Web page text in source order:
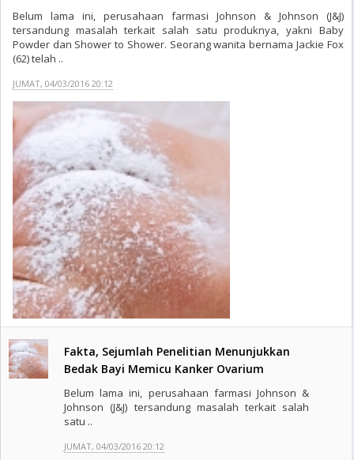
Belum lama ini, perusahaan farmasi Johnson & Johnson (J&J)
tersandung masalah terkait salah satu produknya, yakni Baby
Powder dan Shower to Shower. Seorang wanita bernama Jackie Fox
(62) telah ..
JUMAT, 04/03/2016 20:12
Fakta, Sejumlah Penelitian Menunjukkan
Bedak Bayi Memicu Kanker Ovarium
Belum lama ini, perusahaan farmasi Johnson &
Johnson (J&J) tersandung masalah terkait salah
satu ..
JUMAT, 04/03/2016 20:12